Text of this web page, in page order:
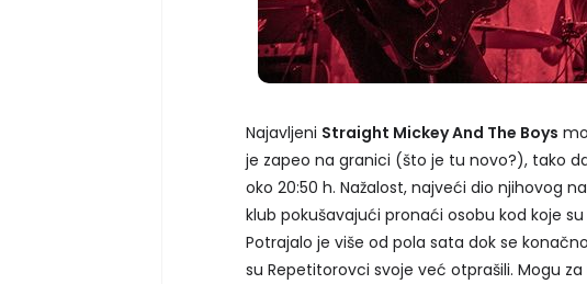
Najavljeni Straight Mickey And The Boys
je zapeo na granici (što je tu novo?), tako
oko 20:50 h. Nažalost, najveći dio njihovog
klub pokušavajući pronaći osobu kod koje
Potrajalo je više od pola sata dok se
su Repetitorovci svoje već otprašili. Mogu